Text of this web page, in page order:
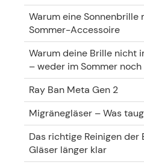
Warum eine Sonnenbrille
Sommer-Accessoire
Warum deine Brille nicht
– weder im Sommer
Ray Ban Meta Gen 2
Migränegläser – Was
Das richtige Reinigen
Gläser länger klar